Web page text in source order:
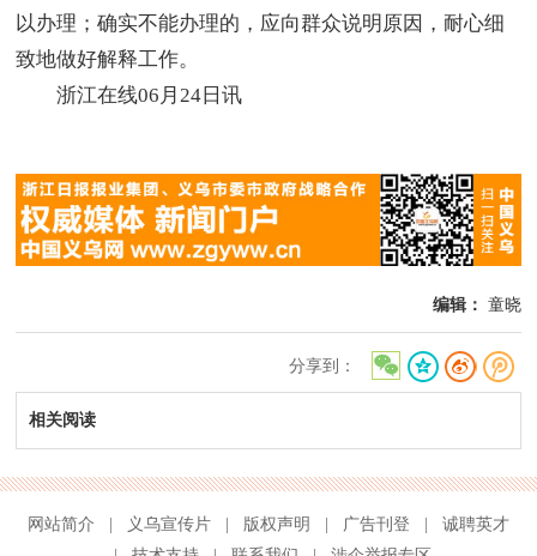
以办理；确实不能办理的，应向群众说明原因，耐心细
致地做好解释工作。
浙江在线06月24日讯
编辑： 童晓
分享到：
相关阅读
网站简介 义乌宣传片 版权声明 广告刊登
诚聘英才